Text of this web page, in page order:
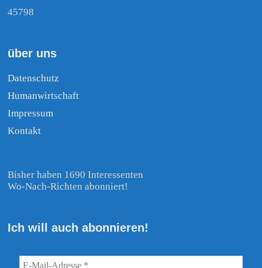
45798
über uns
Datenschutz
Humanwirtschaft
Impressum
Kontakt
Bisher haben 1690 Interessenten
Wo-Nach-Richten abonniert!
Ich will auch abonnieren!